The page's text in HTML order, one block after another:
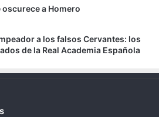
a Homero
a los falsos Cervantes: los
de la Real Academia Española